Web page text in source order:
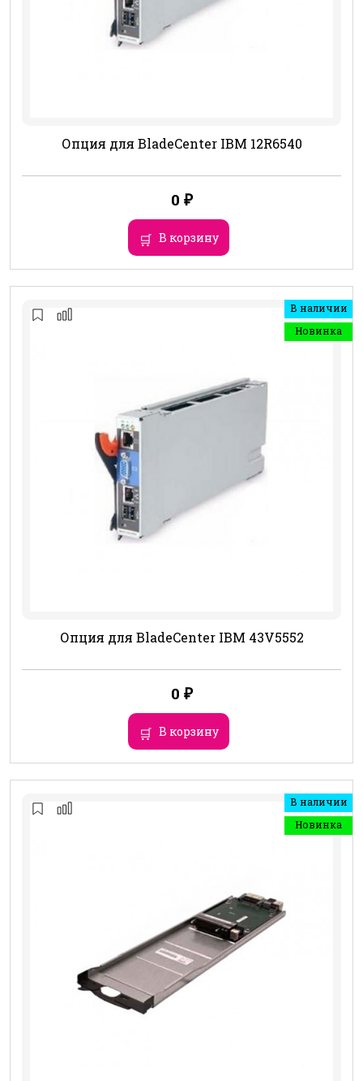
Опция для BladeCenter IBM 12R6540
0 ₽
В корзину
В наличии
Новинка
Опция для BladeCenter IBM 43V5552
0 ₽
В корзину
В наличии
Новинка